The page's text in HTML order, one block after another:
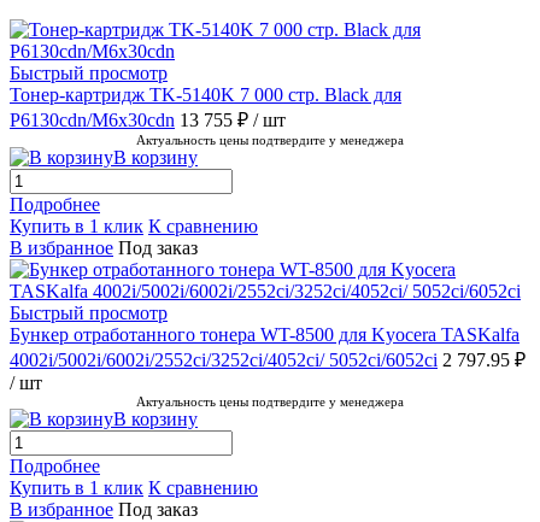
Быстрый просмотр
Тонер-картридж TK-5140K 7 000 стр. Black для
P6130cdn/M6x30cdn 13 755 ₽ / шт
Актуальность цены подтвердите у менеджера
В корзину
Подробнее
Купить в 1 клик К сравнению
В избранное Под заказ
Быстрый просмотр
Бункер отработанного тонера WT-8500 для Kyocera TASKalfa
4002i/5002i/6002i/2552ci/3252ci/4052ci/ 5052ci/6052ci 2 797.95 ₽
/ шт
Актуальность цены подтвердите у менеджера
В корзину
Подробнее
Купить в 1 клик К сравнению
В избранное Под заказ